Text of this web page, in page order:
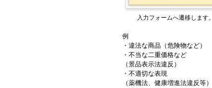
入力フォームへ遷移します。
例
・違法な商品（危険物など）
・不当な二重価格など
（景品表示法違反）
・不適切な表現
（薬機法、健康増進法違反等）